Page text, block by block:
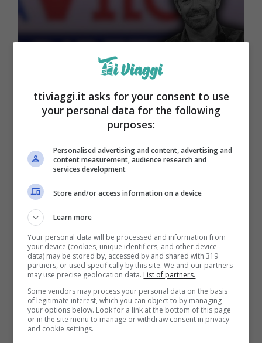
La Vita in Diretta verso lo
stop, salta il programma
di Alberto Matano: cosa
sta succedendo
Lifestyle
Oroscopo dal 20 al 26
novembre 2023: la
fortuna bussa alla porta di
ttiviaggi.it asks for your consent to use
your personal data for the following
purposes:
Personalised advertising and content, advertising and
content measurement, audience research and
services development
Store and/or access information on a device
Learn more
Your personal data will be processed and information from
your device (cookies, unique identifiers, and other device
data) may be stored by, accessed by and shared with 319
partners, or used specifically by this site. We and our partners
may use precise geolocation data. List of partners.
Some vendors may process your personal data on the basis
of legitimate interest, which you can object to by managing
your options below. Look for a link at the bottom of this page
or in the site menu to manage or withdraw consent in privacy
and cookie settings.